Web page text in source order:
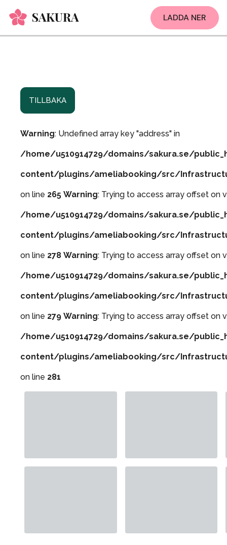
LADDA NER
TILLBAKA
Warning: Undefined array key "address" in
/home/u510914729/domains/sakura.se/
content/plugins/ameliabooking/src/
on line 265 Warning: Trying to access array offset on
/home/u510914729/domains/sakura.se/
content/plugins/ameliabooking/src/
on line 278 Warning: Trying to access array offset on
/home/u510914729/domains/sakura.se/
content/plugins/ameliabooking/src/
on line 279 Warning: Trying to access array offset on
/home/u510914729/domains/sakura.se/
content/plugins/ameliabooking/src/
on line 281